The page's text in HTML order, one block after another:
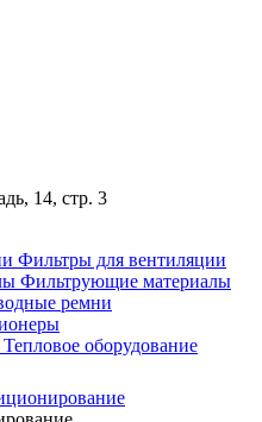
14, стр. 3
Фильтры для вентиляции
Фильтрующие материалы
ремни
Тепловое оборудование